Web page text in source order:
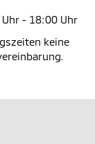
- 18:00 Uhr
keine